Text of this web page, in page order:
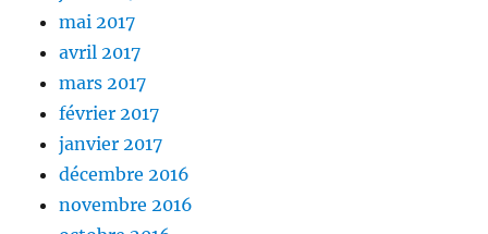
mai 2017
avril 2017
mars 2017
février 2017
janvier 2017
décembre 2016
novembre 2016